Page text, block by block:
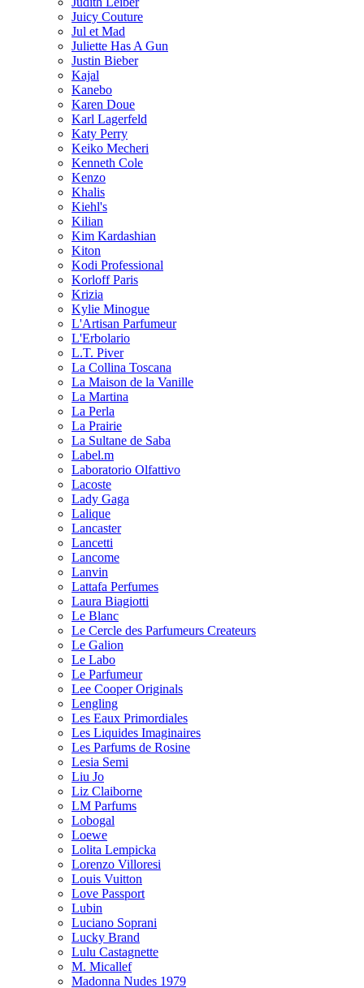
Juicy Couture
Jul et Mad
Juliette Has A Gun
Justin Bieber
Kajal
Kanebo
Karen Doue
Karl Lagerfeld
Katy Perry
Keiko Mecheri
Kenneth Cole
Kenzo
Khalis
Kiehl's
Kilian
Kim Kardashian
Kiton
Kodi Professional
Korloff Paris
Krizia
Kylie Minogue
L'Artisan Parfumeur
L'Erbolario
L.T. Piver
La Collina Toscana
La Maison de la Vanille
La Martina
La Perla
La Prairie
La Sultane de Saba
Label.m
Laboratorio Olfattivo
Lacoste
Lady Gaga
Lalique
Lancaster
Lancetti
Lancome
Lanvin
Lattafa Perfumes
Laura Biagiotti
Le Blanc
Le Cercle des Parfumeurs Createurs
Le Galion
Le Labo
Le Parfumeur
Lee Cooper Originals
Lengling
Les Eaux Primordiales
Les Liquides Imaginaires
Les Parfums de Rosine
Lesia Semi
Liu Jo
Liz Claiborne
LM Parfums
Lobogal
Loewe
Lolita Lempicka
Lorenzo Villoresi
Louis Vuitton
Love Passport
Lubin
Luciano Soprani
Lucky Brand
Lulu Castagnette
M. Micallef
Madonna Nudes 1979